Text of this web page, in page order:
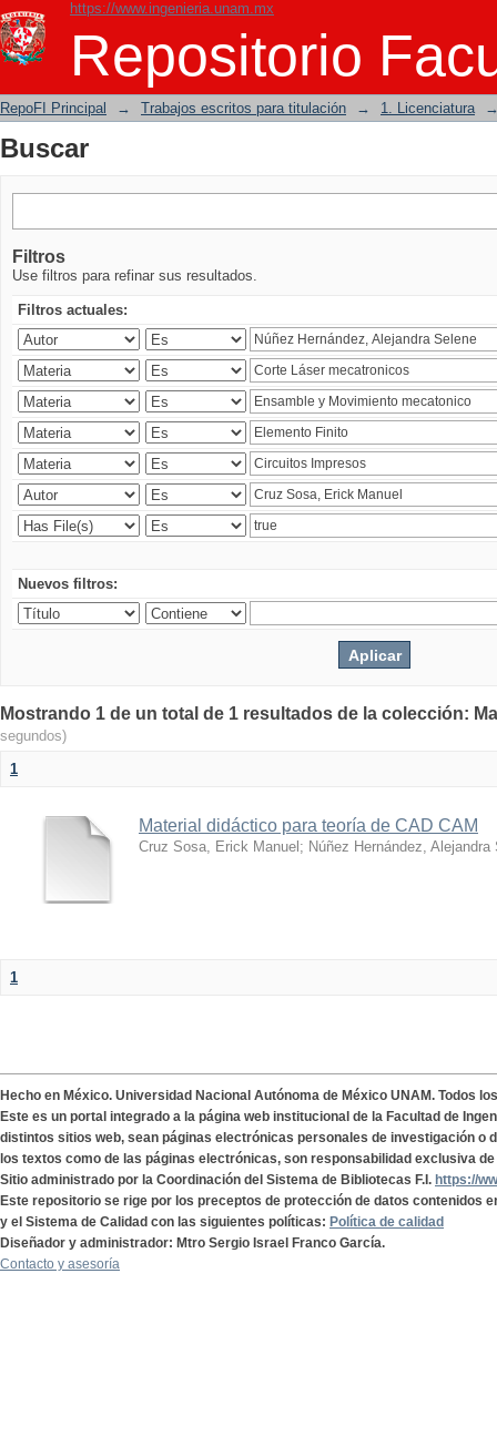
https://www.ingenieria.unam.mx
Repositorio
Buscar
RepoFI Principal → Trabajos escritos para titulación → 1. Licenciatura
Buscar
Filtros
Use filtros para refinar sus resultados.
Filtros actuales:
Nuevos filtros:
Mostrando 1 de un total de 1 resultados de la colección:
segundos)
1
Material didáctico para teoría de CAD CAM
Cruz Sosa, Erick Manuel ; Núñez Hernández, Alejandra
1
Hecho en México. Universidad Nacional Autónoma de México UNAM. Todos
Este es un portal integrado a la página web institucional de la Facultad de
distintos sitios web, sean páginas electrónicas personales de investigación o
los textos como de las páginas electrónicas, son responsabilidad exclusiva
Sitio administrado por la Coordinación del Sistema de Bibliotecas F.I. https://
Este repositorio se rige por los preceptos de protección de datos contenidos
y el Sistema de Calidad con las siguientes políticas: Política de calidad
Diseñador y administrador: Mtro Sergio Israel Franco García.
Contacto y asesoría